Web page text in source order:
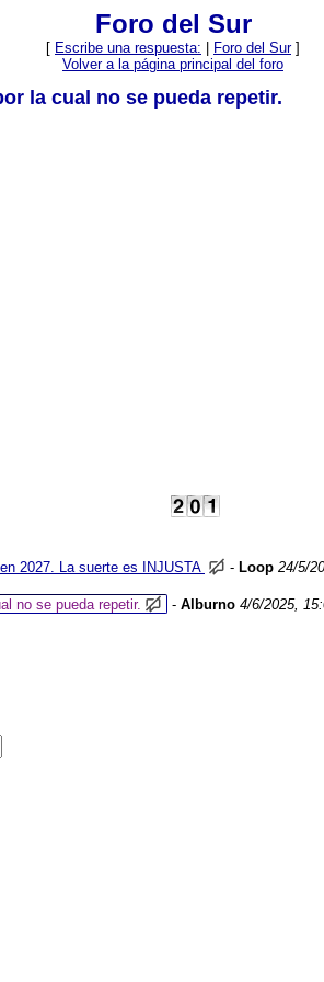
Foro del Sur
[ Escribe una respuesta: Foro del Sur]
Volver a la página principal del foro
la cual no se pueda repetir.
2027. La suerte es INJUSTA - Loop 24/5/
no se pueda repetir.
- Alburno 4/6/2025,